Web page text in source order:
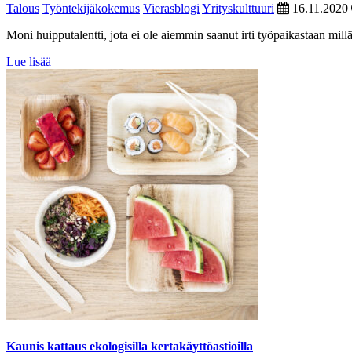
Talous Työntekijäkokemus Vierasblogi Yrityskulttuuri
16.11.2020
Moni huipputalentti, jota ei ole aiemmin saanut irti työpaikastaan
Lue lisää
Kaunis kattaus ekologisilla kertakäyttöastioilla